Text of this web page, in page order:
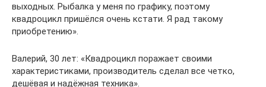
выходных. Рыбалка у меня по графику, поэтому
квадроцикл пришёлся очень кстати. Я рад такому
приобретению».
Валерий, 30 лет: «Квадроцикл поражает своими
характеристиками, производитель сделал все четко,
дешёвая и надёжная техника».